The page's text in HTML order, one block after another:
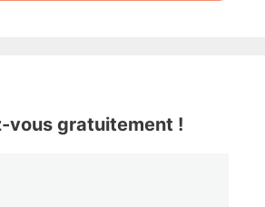
vous gratuitement !